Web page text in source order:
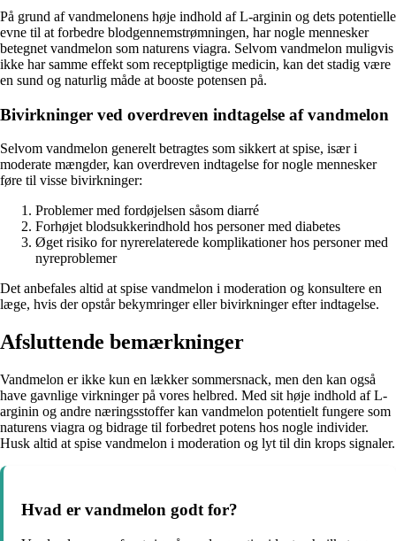
På grund af vandmelonens høje indhold af L-arginin og dets potentielle
evne til at forbedre blodgennemstrømningen, har nogle mennesker
betegnet vandmelon som naturens viagra. Selvom vandmelon muligvis
ikke har samme effekt som receptpligtige medicin, kan det stadig være
en sund og naturlig måde at booste potensen på.
Bivirkninger ved overdreven indtagelse af vandmelon
Selvom vandmelon generelt betragtes som sikkert at spise, især i
moderate mængder, kan overdreven indtagelse for nogle mennesker
føre til visse bivirkninger:
Problemer med fordøjelsen såsom diarré
Forhøjet blodsukkerindhold hos personer med diabetes
Øget risiko for nyrerelaterede komplikationer hos personer med
nyreproblemer
Det anbefales altid at spise vandmelon i moderation og konsultere en
læge, hvis der opstår bekymringer eller bivirkninger efter indtagelse.
Afsluttende bemærkninger
Vandmelon er ikke kun en lækker sommersnack, men den kan også
have gavnlige virkninger på vores helbred. Med sit høje indhold af L-
arginin og andre næringsstoffer kan vandmelon potentielt fungere som
naturens viagra og bidrage til forbedret potens hos nogle individer.
Husk altid at spise vandmelon i moderation og lyt til din krops signaler.
Hvad er vandmelon godt for?